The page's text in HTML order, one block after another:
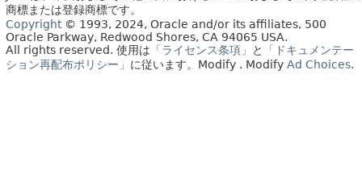
商標または登録商標です。
Copyright© 1993, 2024, Oracle and/or its affiliates, 500
Oracle Parkway, Redwood Shores, CA 94065 USA.
All rights reserved. 使用は 「ライセンス条項」 と
「ドキュメンテー
ション再配布ポリシー」 に従います。 Modify . Modify Ad Choices.